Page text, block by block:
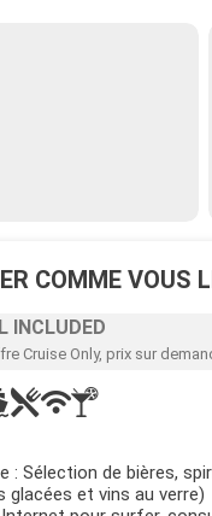
COMME VOUS
INCLUDED
Cruise Only, prix sur
: Sélection de bières,
glacées et vins au verre)